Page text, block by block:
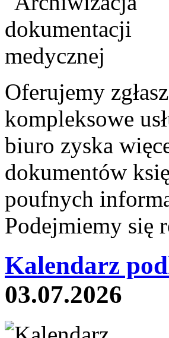
Oferujemy
kompleksowe
biuro zyska
dokumentów
poufnych
Podejmiemy się
Kalendarz
03.07.2026